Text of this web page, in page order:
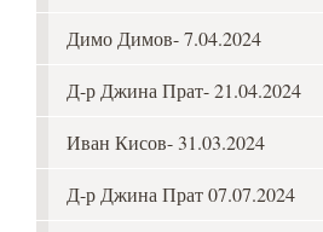
Димо Димов- 7.04.2024
Д-р Джина Прат- 21.04.2024
Иван Кисов- 31.03.2024
Д-р Джина Прат 07.07.2024